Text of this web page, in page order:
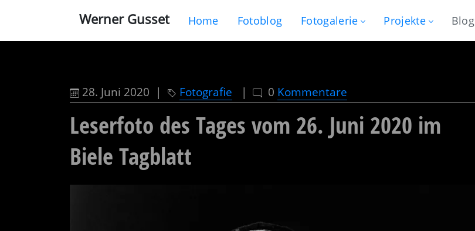
Werner Gusset Home Fotoblog Fotogalerie Projekte Blog
28. Juni 2020 | Fotografie | 0 Kommentare
Leserfoto des Tages vom 26. Juni 2020 im
Biele Tagblatt